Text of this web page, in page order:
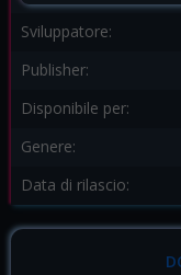
Sviluppatore:
Publisher:
Disponibile per:
Genere:
Data di rilascio: